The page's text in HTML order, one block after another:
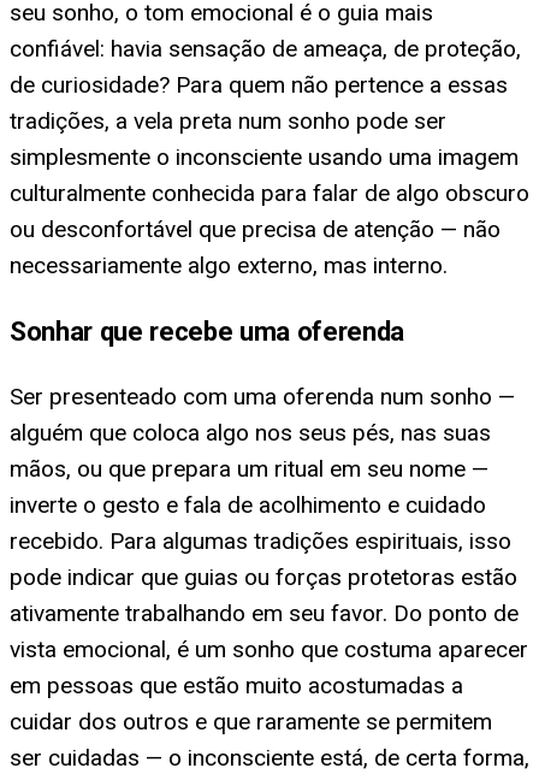
seu sonho, o tom emocional é o guia mais
confiável: havia sensação de ameaça, de proteção,
de curiosidade? Para quem não pertence a essas
tradições, a vela preta num sonho pode ser
simplesmente o inconsciente usando uma imagem
culturalmente conhecida para falar de algo obscuro
ou desconfortável que precisa de atenção — não
necessariamente algo externo, mas interno.
Sonhar que recebe uma oferenda
Ser presenteado com uma oferenda num sonho —
alguém que coloca algo nos seus pés, nas suas
mãos, ou que prepara um ritual em seu nome —
inverte o gesto e fala de acolhimento e cuidado
recebido. Para algumas tradições espirituais, isso
pode indicar que guias ou forças protetoras estão
ativamente trabalhando em seu favor. Do ponto de
vista emocional, é um sonho que costuma aparecer
em pessoas que estão muito acostumadas a
cuidar dos outros e que raramente se permitem
ser cuidadas — o inconsciente está, de certa forma,